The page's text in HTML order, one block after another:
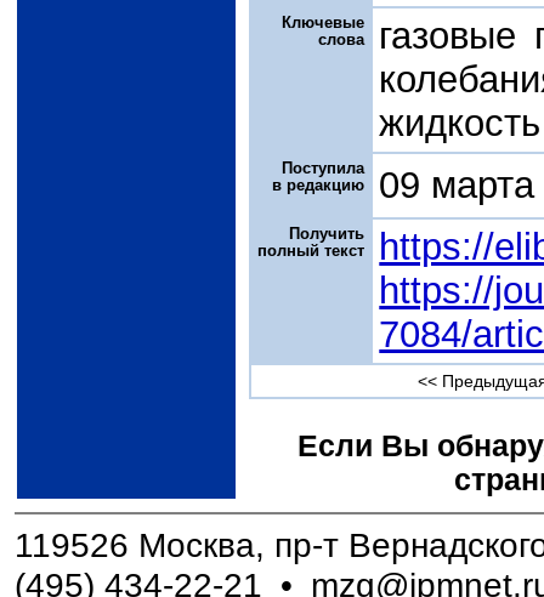
Ключевые
слова
газовые
жидкость
Поступила
в редакцию
09
Получить
полный текст
https://
https://
7084/
<<
Если Вы
119526 Москва, пр-т
(495) 434-22-21 •